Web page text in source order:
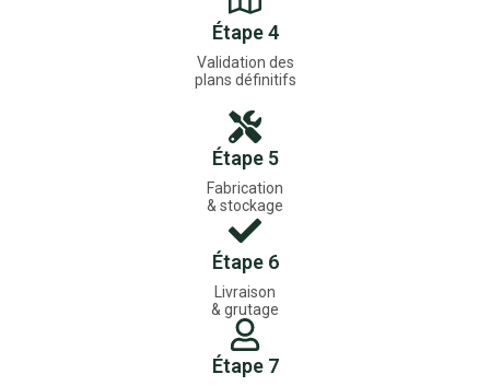
Étape 4
Validation des
plans définitifs
Étape 5
Fabrication
& stockage
Étape 6
Livraison
& grutage
Étape 7